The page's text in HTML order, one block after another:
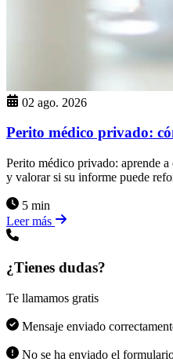
02 ago. 2026
Perito médico privado:
Perito médico privado: aprende
y valorar si su informe puede
5 min
Leer más
¿Tienes dudas?
Te llamamos gratis
Mensaje enviado
No se ha enviado el